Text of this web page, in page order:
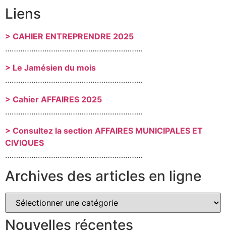
Liens
> CAHIER ENTREPRENDRE 2025
………………………………………………………
> Le Jamésien du mois
………………………………………………………
> Cahier AFFAIRES 2025
………………………………………………………
> Consultez la section AFFAIRES MUNICIPALES ET
CIVIQUES
………………………………………………………
Archives des articles en ligne
Nouvelles récentes